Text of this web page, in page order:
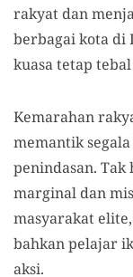
rakyat dan
berbagai kota di
kuasa tetap
Kemarahan
memantik
penindasan.
marginal dan
masyarakat
bahkan pelajar
aksi.